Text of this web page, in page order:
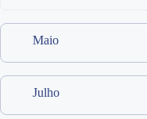
Maio
Julho